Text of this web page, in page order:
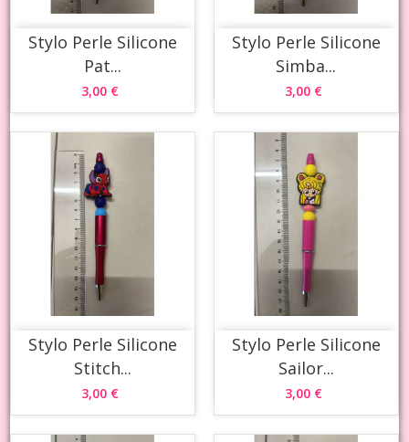
Stylo Perle Silicone
Pat...
3,00 €
Stylo Perle Silicone
Simba...
3,00 €
Stylo Perle Silicone
Stitch...
3,00 €
Stylo Perle Silicone
Sailor...
3,00 €